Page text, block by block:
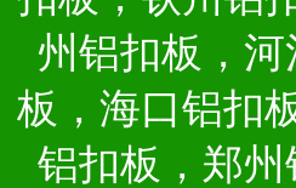
州铝扣板，
板，海口铝扣
铝扣板，郑